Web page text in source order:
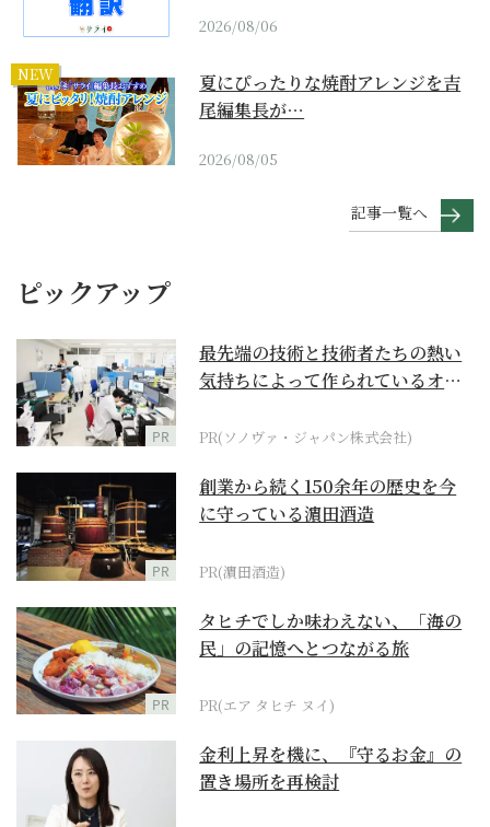
2026/08/06
NEW
夏にぴったりな焼酎アレンジを吉
尾編集長が…
2026/08/05
記事一覧へ
ピックアップ
PR
最先端の技術と技術者たちの熱い
気持ちによって作られているオー
PR(ソノヴァ・ジャパン株式会社)
PR
創業から続く150余年の歴史を今
に守っている濵田酒造
PR(濵田酒造)
PR
タヒチでしか味わえない、「海の
民」の記憶へとつながる旅
PR(エア タヒチ ヌイ)
金利上昇を機に、『守るお金』の
置き場所を再検討